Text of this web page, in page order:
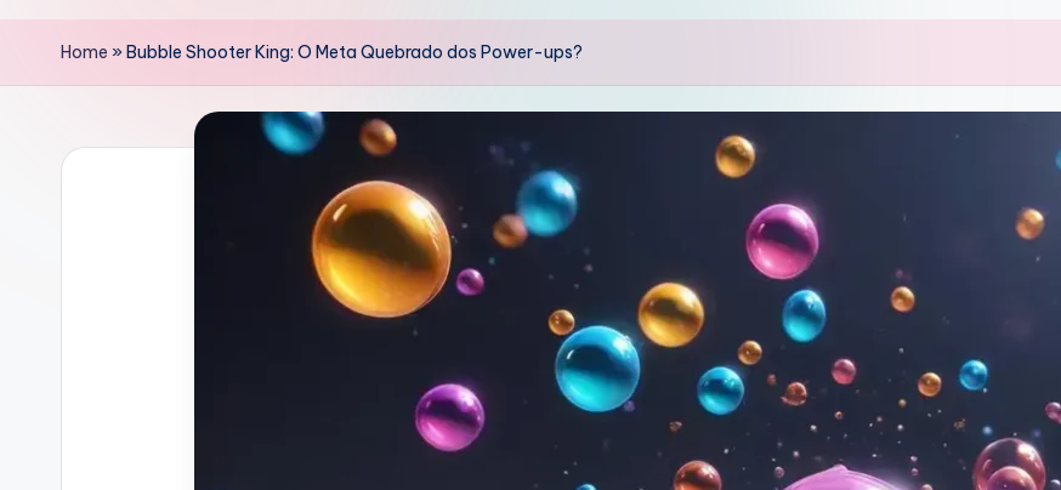
Home »Bubble Shooter King: O Meta Quebrado dos Power-ups?